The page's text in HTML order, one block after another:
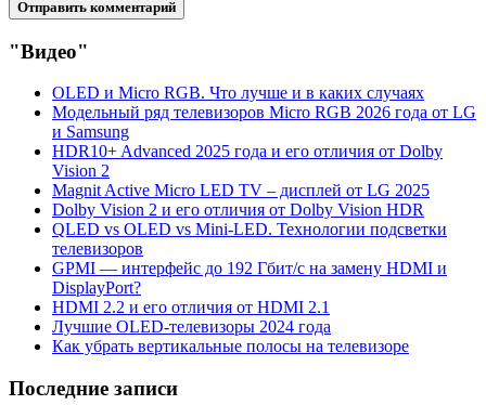
"Видео"
OLED и Micro RGB. Что лучше и в каких случаях
Модельный ряд телевизоров Micro RGB 2026 года от LG
и Samsung
HDR10+ Advanced 2025 года и его отличия от Dolby
Vision 2
Magnit Active Micro LED TV – дисплей от LG 2025
Dolby Vision 2 и его отличия от Dolby Vision HDR
QLED vs OLED vs Mini-LED. Технологии подсветки
телевизоров
GPMI — интерфейс до 192 Гбит/с на замену HDMI и
DisplayPort?
HDMI 2.2 и его отличия от HDMI 2.1
Лучшие OLED-телевизоры 2024 года
Как убрать вертикальные полосы на телевизоре
Последние записи